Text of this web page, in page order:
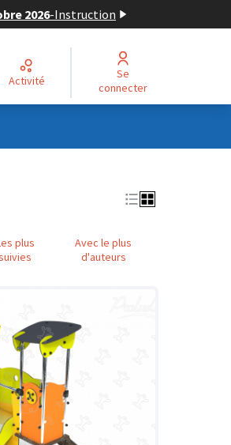
2026-Instruction
Activité
Se
connecter
plus
Avec le plus
d'auteurs